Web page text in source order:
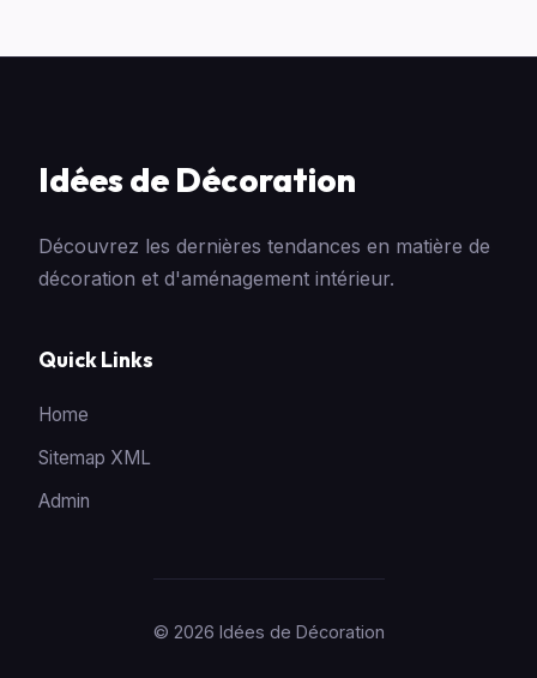
Idées de Décoration
Découvrez les dernières tendances en matière de
décoration et d'aménagement intérieur.
Quick Links
Home
Sitemap XML
Admin
© 2026 Idées de Décoration